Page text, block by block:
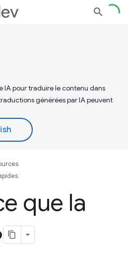
IA pour traduire le contenu dans
générées par IA peuvent
que la